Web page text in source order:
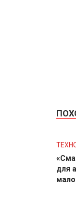
для